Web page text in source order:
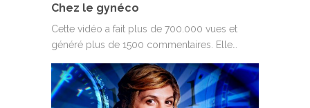
Chez le gynéco
Cette vidéo a fait plus de 700.000 vues et
généré plus de 1500 commentaires. Elle…